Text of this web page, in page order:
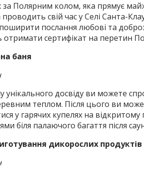
Полярним колом, яка прямує
свій час у Селі Санта-
послання любові та
отримати сертифікат на перетин
баня
досвіду ви можете
теплом. Після цього ви
у гарячих купелях на
біля палаючого багаття після
дикорослих продуктів